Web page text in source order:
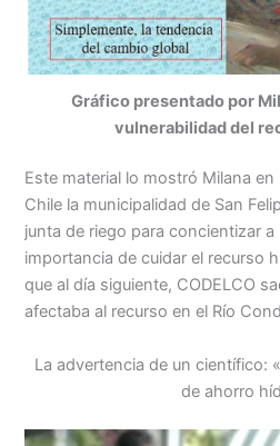
Gráfico presentado por
vulnerabilidad del
Este material lo mostró Milana
Chile la municipalidad de San
junta de riego para concientizar
importancia de cuidar el recurso
que al día siguiente, CODELCO
afectaba al recurso en el Río
La advertencia de un científico:
de ahorro